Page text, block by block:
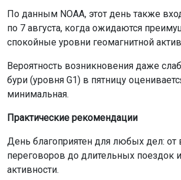
По данным NOAA, этот день также
по 7 августа, когда ожидаются
спокойные уровни геомагнитной
Вероятность возникновения даже
бури (уровня G1) в пятницу
минимальная.
Практические рекомендации
День благоприятен для любых дел:
переговоров до длительных поездок
активности.